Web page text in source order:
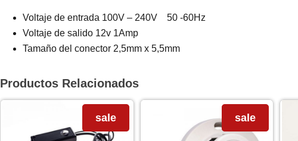
Voltaje de entrada 100V – 240V 50 -60Hz
Voltaje de salido 12v 1Amp
Tamaño del conector 2,5mm x 5,5mm
Productos Relacionados
sale sale